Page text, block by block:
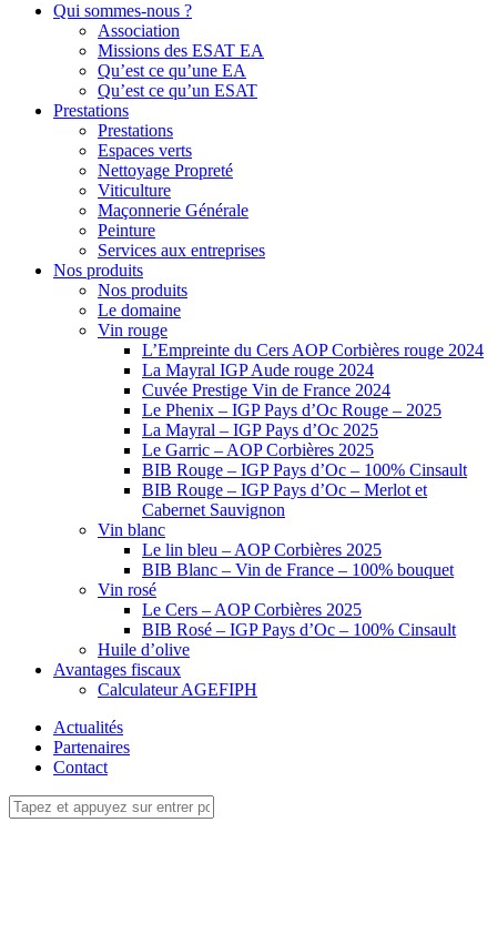
Qui sommes-nous ?
Association
Missions des ESAT EA
Qu’est ce qu’une EA
Qu’est ce qu’un ESAT
Prestations
Prestations
Espaces verts
Nettoyage Propreté
Viticulture
Maçonnerie Générale
Peinture
Services aux entreprises
Nos produits
Nos produits
Le domaine
Vin rouge
L’Empreinte du Cers AOP Corbières rouge 2024
La Mayral IGP Aude rouge 2024
Cuvée Prestige Vin de France 2024
Le Phenix – IGP Pays d’Oc Rouge – 2025
La Mayral – IGP Pays d’Oc 2025
Le Garric – AOP Corbières 2025
BIB Rouge – IGP Pays d’Oc – 100% Cinsault
BIB Rouge – IGP Pays d’Oc – Merlot et
Cabernet Sauvignon
Vin blanc
Le lin bleu – AOP Corbières 2025
BIB Blanc – Vin de France – 100% bouquet
Vin rosé
Le Cers – AOP Corbières 2025
BIB Rosé – IGP Pays d’Oc – 100% Cinsault
Huile d’olive
Avantages fiscaux
Calculateur AGEFIPH
Actualités
Partenaires
Contact